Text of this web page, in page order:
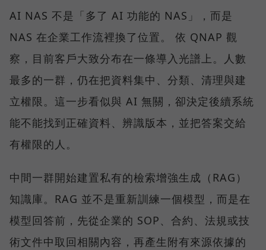
AI NAS 不是「多了 AI 功能的 NAS」，而是
NAS 在企業工作流裡換了位置。 依 QNAP 觀
察，目前客戶大致分布在一條導入光譜上。人數
最多的一群，仍在把資料集中、分類、清理與建
立權限。這一步看似與 AI 無關，卻決定後續系統
能不能找到正確資料、辨識版本，並把答案交給
有權限的人。
中間一群開始建置私有的檢索增強生成（RAG）
知識庫。RAG 並不是重新訓練一個模型，而是在
模型回答前，先從企業的 SOP、合約、法規或技
術文件中取回相關內容，再產生附有來源依據的